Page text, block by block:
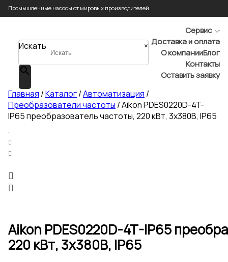
Промышленные насосы от мировых производителей
Искать ×
Сервис
Доставка и оплата
О компанииБлог
Контакты
Оставить заявку
Главная /Каталог/Автоматизация /
Преобразователи частоты / Aikon PDES0220D-4T-
IP65 преобразователь частоты, 220 кВт, 3х380В, IP65
Aikon PDES0220D-4T-IP65
220 кВт, 3х380В, IP65